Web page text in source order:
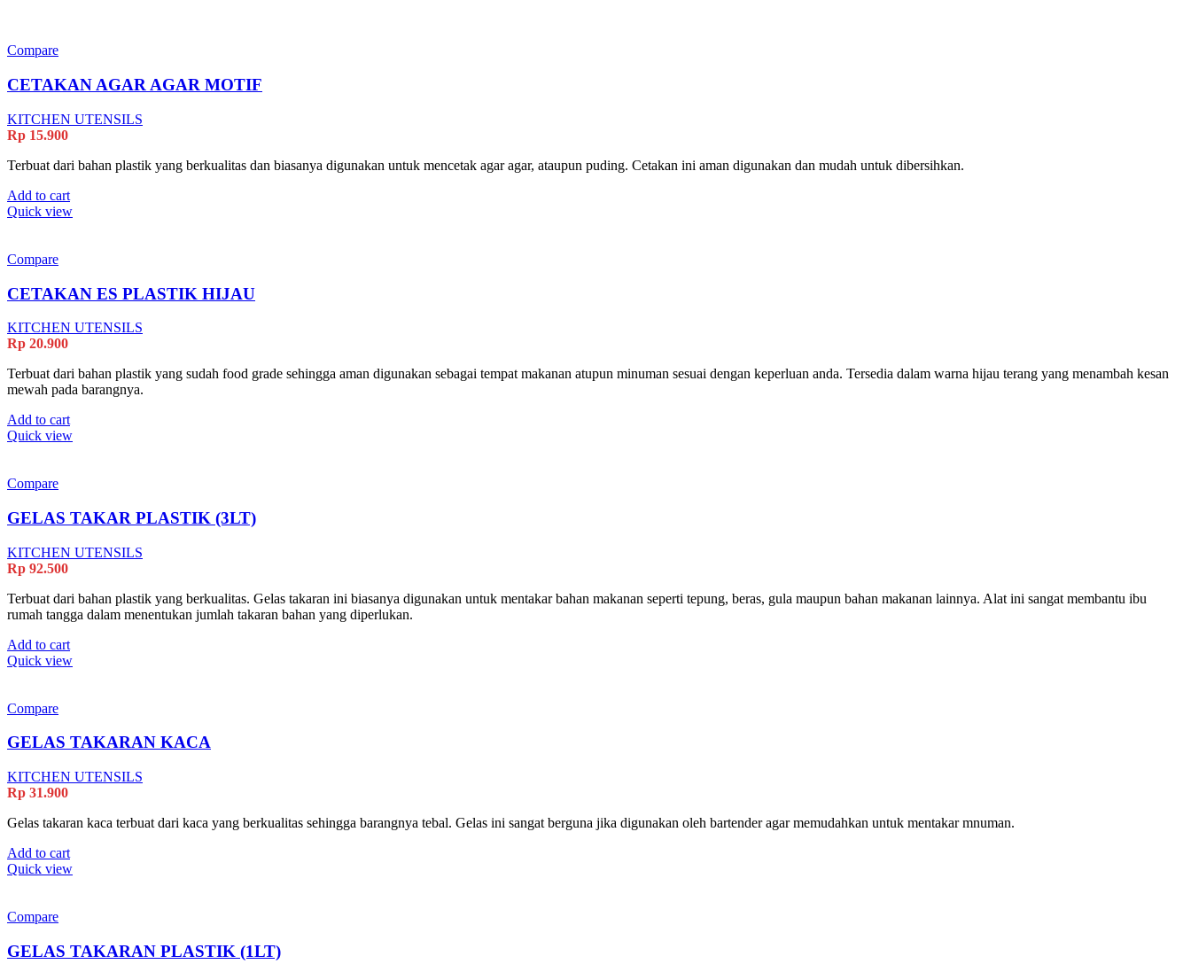
Compare
CETAKAN AGAR AGAR MOTIF
KITCHEN UTENSILS
Rp 15.900
Terbuat dari bahan plastik yang berkualitas dan biasanya digunakan untuk mencetak agar agar, ataupun puding. Cetakan ini aman digunakan dan mudah untuk dibersihkan.
Add to cart
Quick view
Compare
CETAKAN ES PLASTIK HIJAU
KITCHEN UTENSILS
Rp 20.900
Terbuat dari bahan plastik yang sudah food grade sehingga aman digunakan sebagai tempat makanan atupun minuman sesuai dengan keperluan anda. Tersedia dalam warna hijau terang yang menambah kesan
mewah pada barangnya.
Add to cart
Quick view
Compare
GELAS TAKAR PLASTIK (3LT)
KITCHEN UTENSILS
Rp 92.500
Terbuat dari bahan plastik yang berkualitas. Gelas takaran ini biasanya digunakan untuk mentakar bahan makanan seperti tepung, beras, gula maupun bahan makanan lainnya. Alat ini sangat membantu ibu
rumah tangga dalam menentukan jumlah takaran bahan yang diperlukan.
Add to cart
Quick view
Compare
GELAS TAKARAN KACA
KITCHEN UTENSILS
Rp 31.900
Gelas takaran kaca terbuat dari kaca yang berkualitas sehingga barangnya tebal. Gelas ini sangat berguna jika digunakan oleh bartender agar memudahkan untuk mentakar mnuman.
Add to cart
Quick view
Compare
GELAS TAKARAN PLASTIK (1LT)